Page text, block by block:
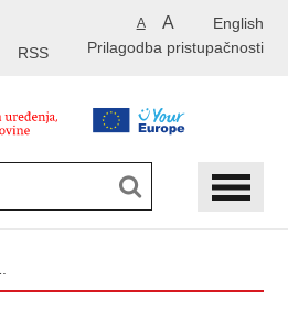
English
A A
Prilagodba pristupačnosti
RSS